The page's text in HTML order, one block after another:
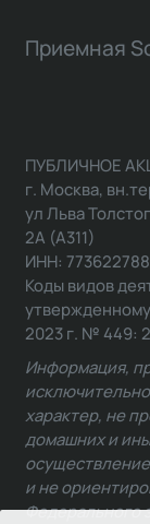
Приемная
ПУБЛИЧНОЕ
г. Москва,
ул Льва
2А (А311)
ИНН:
Коды видов
2023 г. № 449:
Информация,
характер, не
домашних и
и не
Федерального